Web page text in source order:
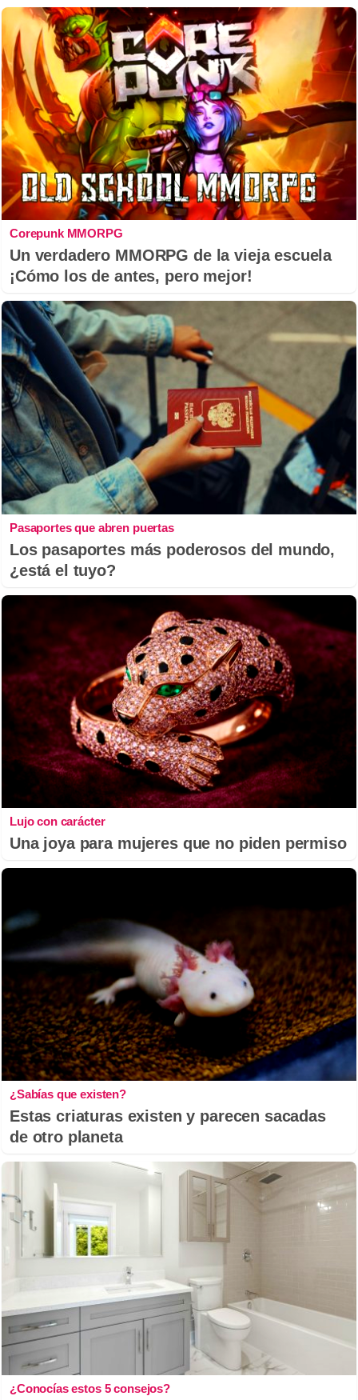
Corepunk MMORPG
Un verdadero MMORPG de la vieja escuela
¡Cómo los de antes, pero mejor!
Pasaportes que abren puertas
Los pasaportes más poderosos del mundo,
¿está el tuyo?
Lujo con carácter
Una joya para mujeres que no piden permiso
¿Sabías que existen?
Estas criaturas existen y parecen sacadas
de otro planeta
¿Conocías estos 5 consejos?